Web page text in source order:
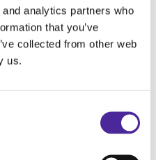
analytics partners who
that you’ve
collected from other web
us.
від якого діти
Непомітний під
допомагати їм